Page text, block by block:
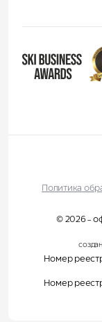
Политика
© 2026 -
Номер
Номер